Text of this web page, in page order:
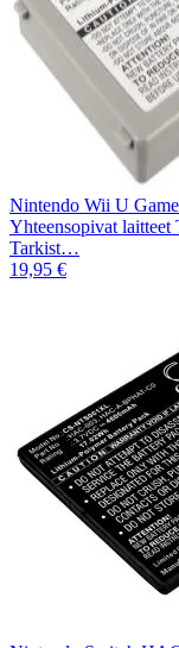
Nintendo Wii U
Yhteensopivat laitteet
Tarkist…
19,95 €